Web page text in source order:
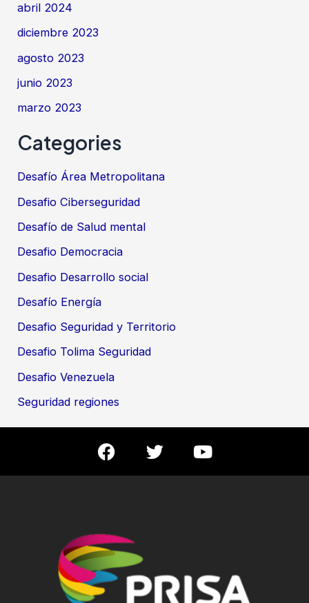
abril 2024
diciembre 2023
agosto 2023
junio 2023
marzo 2023
Categories
Desafío Área Metropolitana
Desafio Ciberseguridad
Desafío de Salud mental
Desafio Democracia
Desafio Desarrollo social
Desafío Energía
Desafio Seguridad y Territorio
Desafio Tolima Seguridad
Desafio Venezuela
Seguridad regiones
F
a
c
o
k
T
w
i
Y
o
u